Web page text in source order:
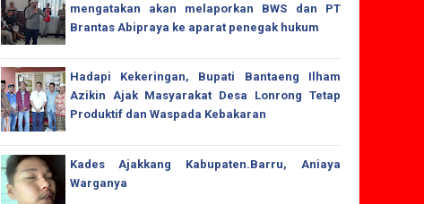
mengatakan akan melaporkan BWS dan PT
Brantas Abipraya ke aparat penegak hukum
Hadapi Kekeringan, Bupati Bantaeng Ilham
Azikin Ajak Masyarakat Desa Lonrong Tetap
Produktif dan Waspada Kebakaran
Kades Ajakkang Kabupaten.Barru, Aniaya
Warganya